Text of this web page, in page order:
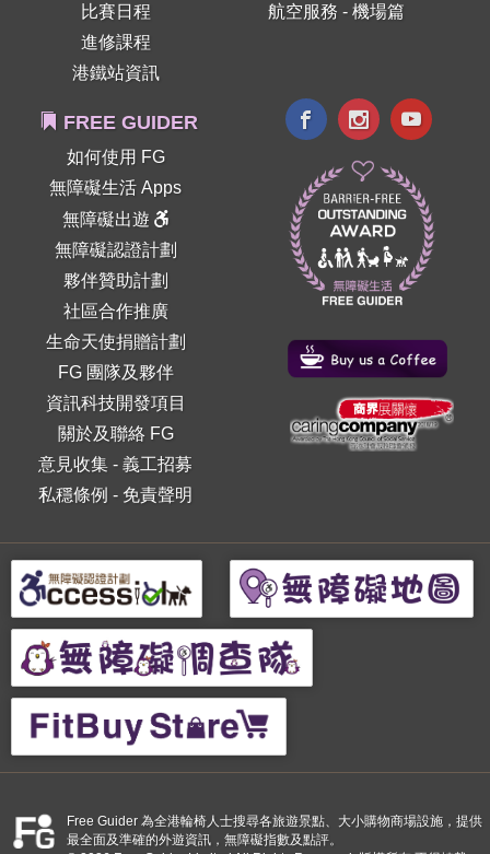
比賽日程
進修課程
港鐵站資訊
航空服務 - 機場篇
FREE GUIDER
如何使用 FG
無障礙生活 Apps
無障礙出遊
無障礙認證計劃
夥伴贊助計劃
社區合作推廣
生命天使捐贈計劃
FG 團隊及夥伴
資訊科技開發項目
關於及聯絡 FG
意見收集 -義工招募
私穩條例 - 免責聲明
Free Guider 為全港輪椅人士搜尋各旅遊景點、大小購物商場設施，提供
最全面及準確的外遊資訊，無障礙指數及點評。